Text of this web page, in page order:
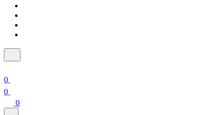
0
0
0